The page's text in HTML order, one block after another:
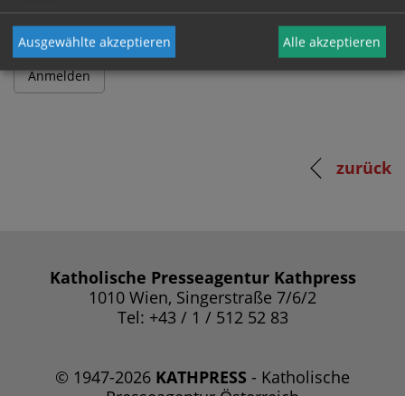
zurück
Katholische Presseagentur Kathpress
1010 Wien, Singerstraße 7/6/2
Tel: +43 / 1 / 512 52 83
© 1947-2026 KATHPRESS - Katholische
Ausgewählte akzeptieren Alle akzeptieren